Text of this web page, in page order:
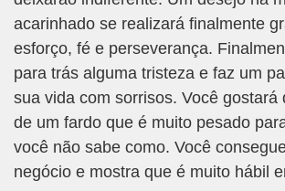
acarinhado se realizará finalmente
esforço, fé e perseverança.
para trás alguma tristeza e faz um
sua vida com sorrisos. Você gostará
de um fardo que é muito pesado
você não sabe como. Você
negócio e mostra que é muito hábil